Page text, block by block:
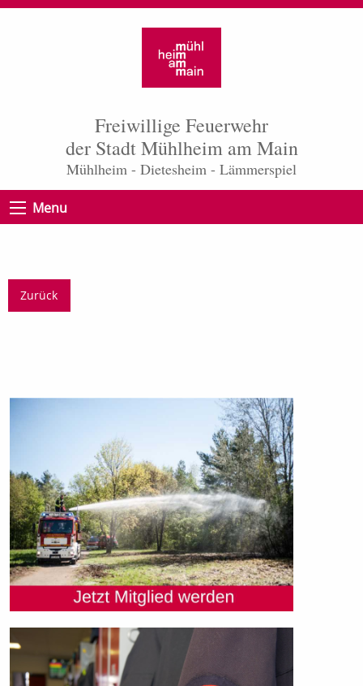
Freiwillige Feuerwehr
der Stadt Mühlheim am Main
Mühlheim - Dietesheim - Lämmerspiel
Menu
Zurück